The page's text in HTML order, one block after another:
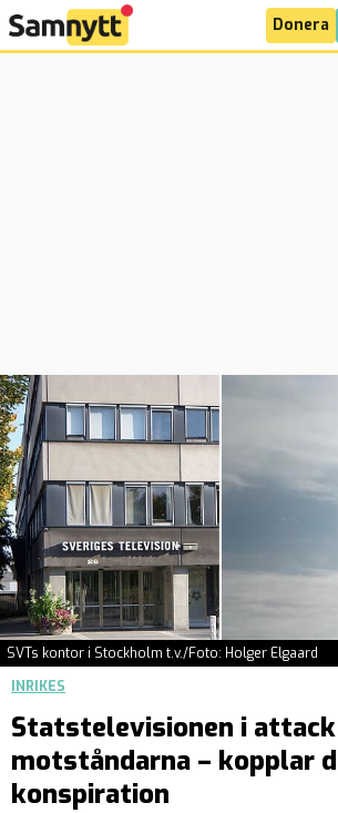
Donera
SVTs kontor i Stockholm t.v./Foto: Holger Elgaard
INRIKES
Statstelevisionen i
motståndarna – kopplar
konspiration